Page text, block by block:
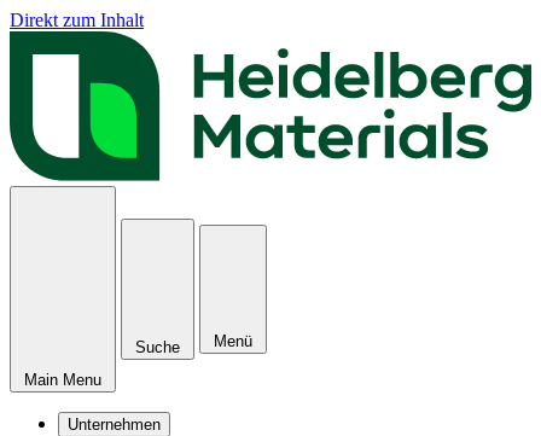
Direkt zum Inhalt
Main Menu
Suche Menü
Unternehmen